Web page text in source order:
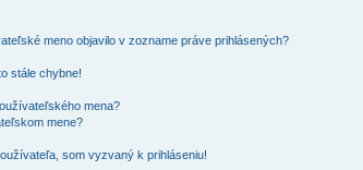
meno objavilo v zozname práve prihlásených?
stále chybne!
mena?
mene?
som vyzvaný k prihláseniu!